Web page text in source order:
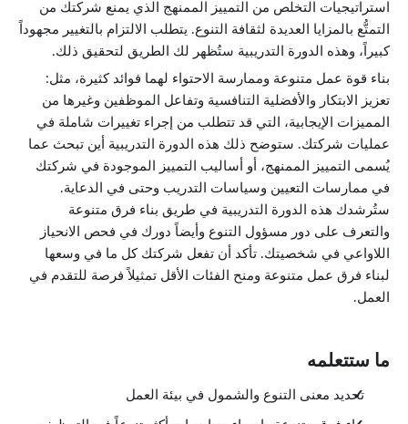
استراتيجيات التخلص من التمييز الممنهج الذي يمنع شركتك من
التمتُّع بالمزايا العديدة لثقافة التنوع. يتطلب الالتزام بالتغيير مجهوداً
كبيراً، وهذه الدورة التدريبية ستُظهر لك الطريق لتحقيق ذلك.
بناء قوة عمل متنوعة وممارسة الاحتواء لهما فوائد كثيرة، مثل:
تعزيز الابتكار والأفضلية التنافسية وتفاعل الموظفين وغيرها من
المميزات الإيجابية، التي قد تتطلب من إجراء تغييرات شاملة في
عمليات شركتك. ستوضح ذلك هذه الدورة التدريبية أين تبحث عما
يُسمى التمييز الممنهج، أو أساليب التمييز الموجودة في شركتك
في ممارسات التعيين وسياسات التدريب وحتى في الدعاية.
ستُرشدك هذه الدورة التدريبية في طريق بناء فرق متنوعة
والتعرف على دور مسؤول التنوع وأيضاً دورك في فحص الانحياز
اللاواعي في شخصيتك. تأكد أن تفعل شركتك كل ما في وسعها
لبناء فرق عمل متنوعة ومنح الفئات الأقل تمثيلاً فرصة للتقدم في
العمل.
ما ستتعلمه
تحديد معنى التنوع والشمول في بيئة العمل